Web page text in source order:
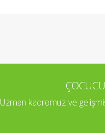
Uzman kadromuz ve